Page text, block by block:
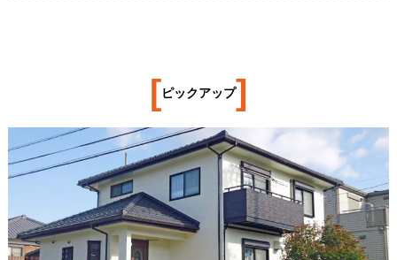
[ピックアップ]